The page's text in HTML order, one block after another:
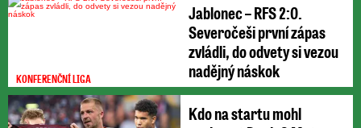
KONFERENČNÍ LIGA
Jablonec – RFS 2:0.
Severočeši první zápas
zvládli, do odvety si vezou
nadějný náskok
Kdo na startu mohl